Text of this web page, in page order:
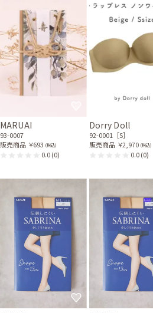
身長163cm【Lサイズ】 (バスト
30代前半 2023/12/02
婚活
サイズはぴったりでした。 衣装の華やか
レンタル/購入した商品
ブラックのレース袖オール
11-1772
MARUAI
93-0007
販売商品 ￥693 (税込)
0.0(0)
Dorry Doll
92-0001［S］
販売商品 ￥2,970 (税込)
0.0(0)